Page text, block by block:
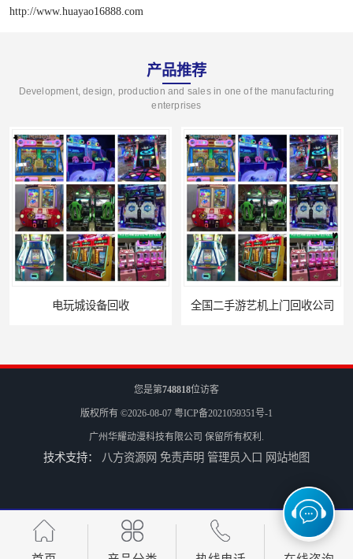
http://www.huayao16888.com
产品推荐
Development, design, production and sales in one of the manufacturing
enterprises
电玩城设备回收 全国二手游艺机上门回收公司
儿童机回收
您是第748818位访客
版权所有 ©2026-08-07 粤ICP备2021059351号-1
广州华耀动漫科技有限公司 保留所有权利.
技术支持： 八方资源网 免责声明 管理员入口 网站地图